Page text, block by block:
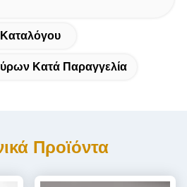
Κατά Παραγγελία
Προϊόντα